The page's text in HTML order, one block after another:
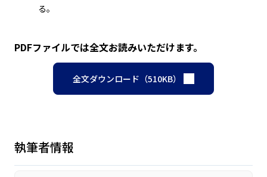
る。
PDFファイルでは全文お読みいただけます。
全文ダウンロード（510KB）
執筆者情報